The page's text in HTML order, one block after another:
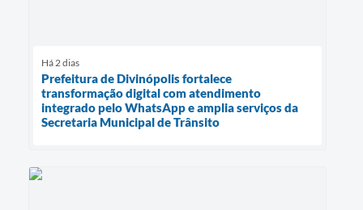
Há 2 dias
Prefeitura de Divinópolis fortalece
transformação digital com atendimento
integrado pelo WhatsApp e amplia serviços da
Secretaria Municipal de Trânsito